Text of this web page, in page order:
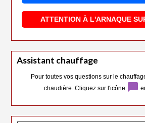
ATTENTION À L'ARNAQUE
Assistant chauffage
Pour toutes vos questions sur le
chaudière. Cliquez sur l'icône
chat_bubble